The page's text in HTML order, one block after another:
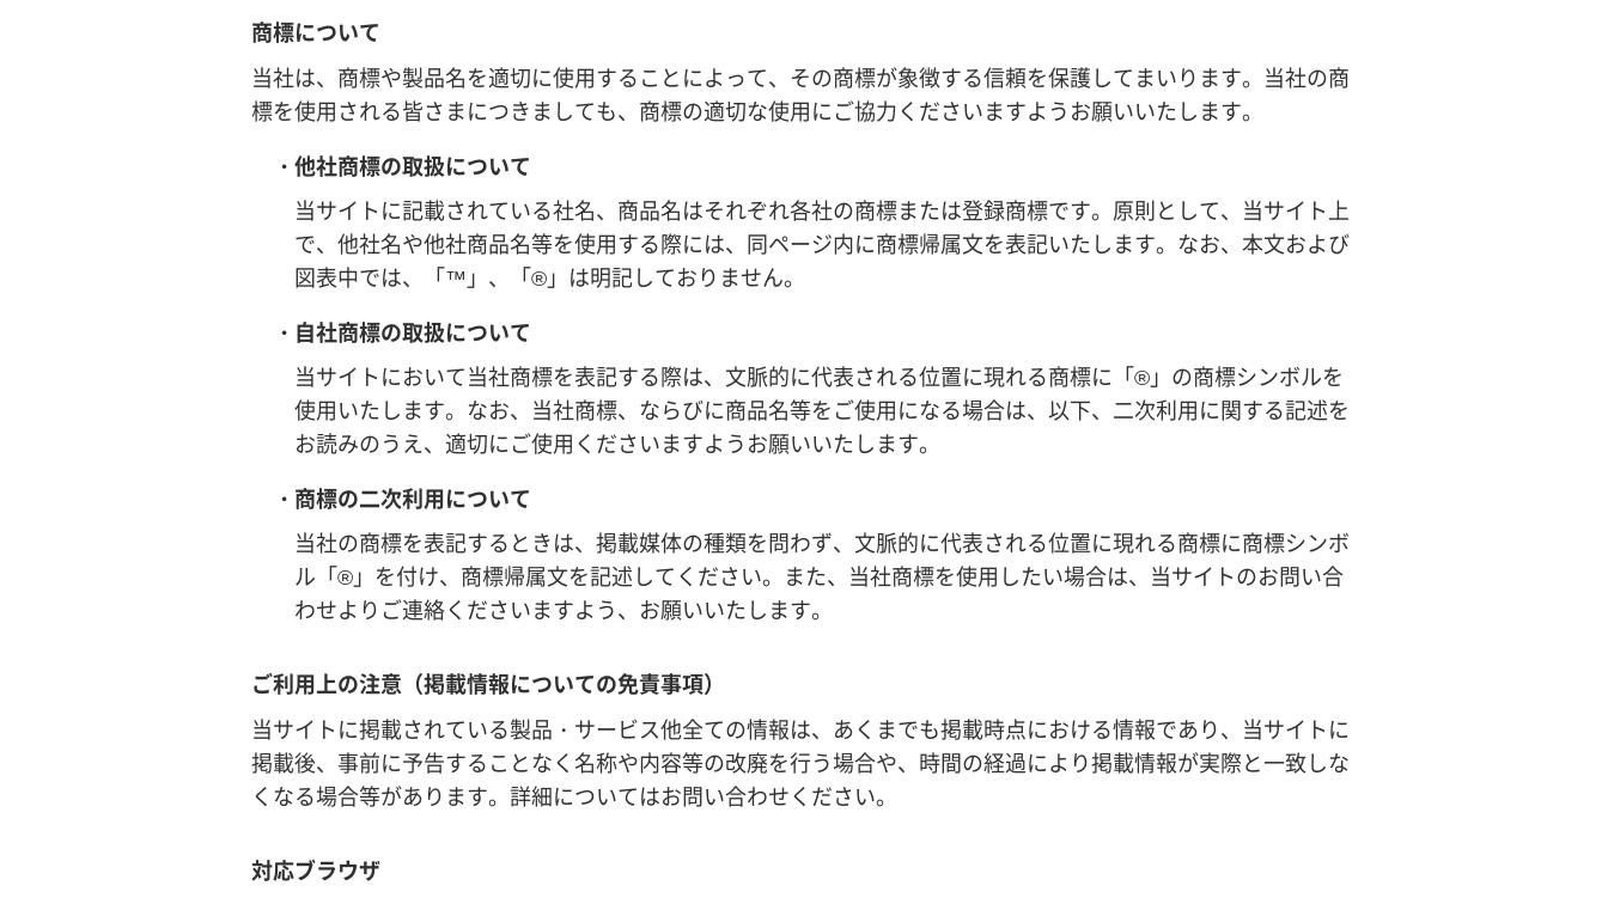
商標について
当社は、商標や製品名を適切に使用することによって、その商標が象徴する信頼を保護してまいります。当社の商
標を使用される皆さまにつきましても、商標の適切な使用にご協力くださいますようお願いいたします。
・他社商標の取扱について
当サイトに記載されている社名、商品名はそれぞれ各社の商標または登録商標です。原則として、当サイト上
で、他社名や他社商品名等を使用する際には、同ページ内に商標帰属文を表記いたします。なお、本文および
図表中では、「™」、「®」は明記しておりません。
・自社商標の取扱について
当サイトにおいて当社商標を表記する際は、文脈的に代表される位置に現れる商標に「®」の商標シンボルを
使用いたします。なお、当社商標、ならびに商品名等をご使用になる場合は、以下、二次利用に関する記述を
お読みのうえ、適切にご使用くださいますようお願いいたします。
・商標の二次利用について
当社の商標を表記するときは、掲載媒体の種類を問わず、文脈的に代表される位置に現れる商標に商標シンボ
ル「®」を付け、商標帰属文を記述してください。また、当社商標を使用したい場合は、当サイトのお問い合
わせよりご連絡くださいますよう、お願いいたします。
ご利用上の注意（掲載情報についての免責事項）
当サイトに掲載されている製品・サービス他全ての情報は、あくまでも掲載時点における情報であり、当サイトに
掲載後、事前に予告することなく名称や内容等の改廃を行う場合や、時間の経過により掲載情報が実際と一致しな
くなる場合等があります。詳細についてはお問い合わせください。
対応ブラウザ